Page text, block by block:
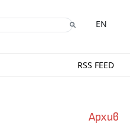
EN
RSS FEED
Архив